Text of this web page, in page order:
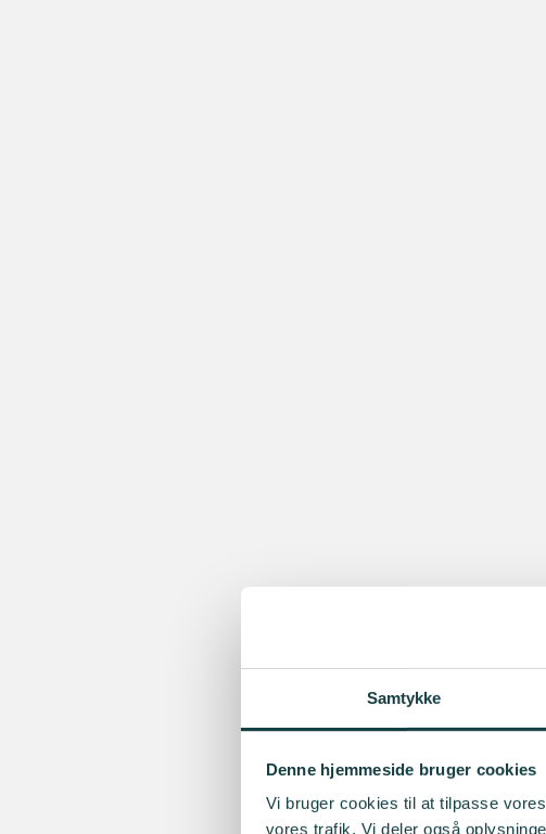
Samtykke
Denne hjemmeside bruger cookies
Vi bruger cookies til at tilpasse
vores trafik. Vi deler også